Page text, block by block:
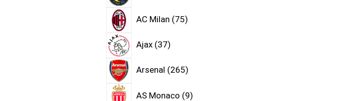
AC Milan 75
Ajax 37
Arsenal 265
AS Monaco 9